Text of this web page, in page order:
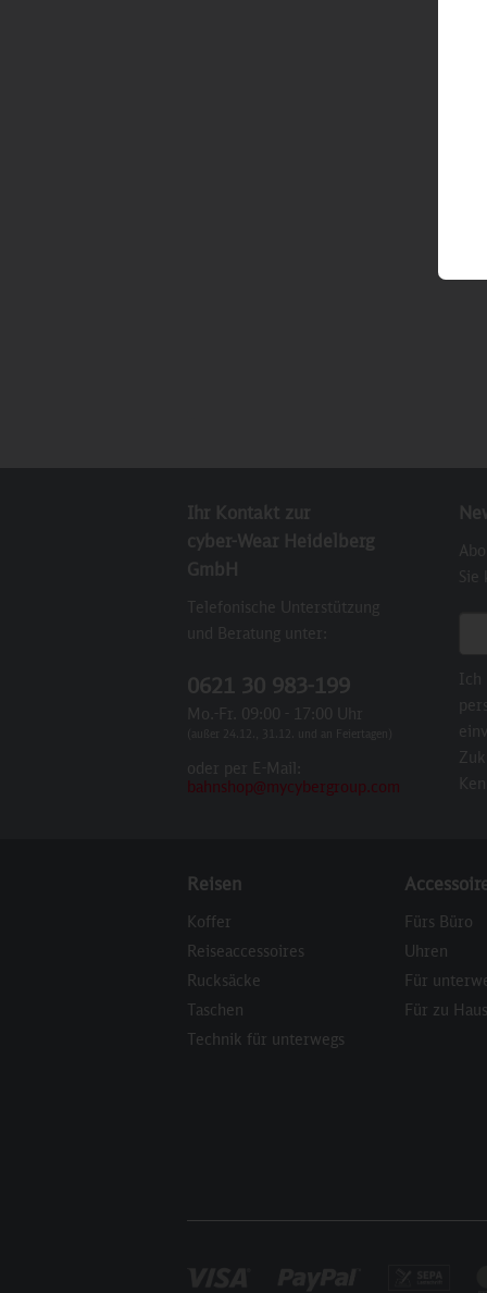
Ihr Kontakt zur
cyber-Wear Heidelberg
GmbH
Telefonische Unterstützung
und Beratung unter:
0621 30 983-199
Mo.-Fr. 09:00 - 17:00 Uhr
(außer 24.12., 31.12. und an Feiertagen)
oder per E-Mail:
bahnshop@mycybergroup.com
Sie
Ich
Reisen
Koffer
Reiseaccessoires
Rucksäcke
Taschen
Technik für unterwegs
Fürs Büro
Uhren
Für
Für zu